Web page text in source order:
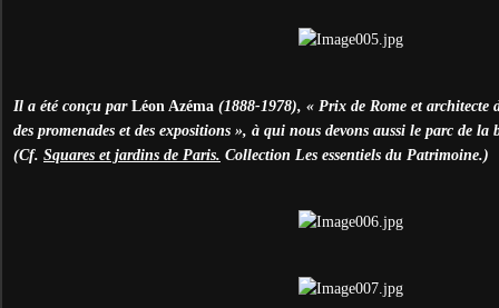
Il a été conçu par Léon Azéma (1888-1978), « Prix de Rome et architecte
des promenades et des expositions », à qui nous devons aussi le parc de la
(Cf. Squares et jardins de Paris. Collection Les essentiels du Patrimoine.)